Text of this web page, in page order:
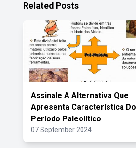
Related Posts
Assinale A Alternativa Que
Apresenta Característica Do
Período Paleolítico
07 September 2024